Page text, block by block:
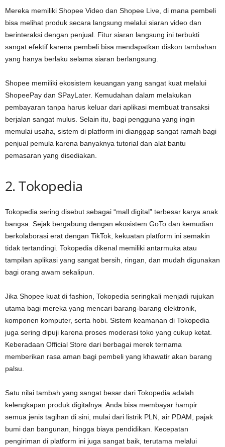
Mereka memiliki Shopee Video dan Shopee Live, di mana pembeli
bisa melihat produk secara langsung melalui siaran video dan
berinteraksi dengan penjual. Fitur siaran langsung ini terbukti
sangat efektif karena pembeli bisa mendapatkan diskon tambahan
yang hanya berlaku selama siaran berlangsung.
Shopee memiliki ekosistem keuangan yang sangat kuat melalui
ShopeePay dan SPayLater. Kemudahan dalam melakukan
pembayaran tanpa harus keluar dari aplikasi membuat transaksi
berjalan sangat mulus. Selain itu, bagi pengguna yang ingin
memulai usaha, sistem di platform ini dianggap sangat ramah bagi
penjual pemula karena banyaknya tutorial dan alat bantu
pemasaran yang disediakan.
2. Tokopedia
Tokopedia sering disebut sebagai “mall digital” terbesar karya anak
bangsa. Sejak bergabung dengan ekosistem GoTo dan kemudian
berkolaborasi erat dengan TikTok, kekuatan platform ini semakin
tidak tertandingi. Tokopedia dikenal memiliki antarmuka atau
tampilan aplikasi yang sangat bersih, ringan, dan mudah digunakan
bagi orang awam sekalipun.
Jika Shopee kuat di fashion, Tokopedia seringkali menjadi rujukan
utama bagi mereka yang mencari barang-barang elektronik,
komponen komputer, serta hobi. Sistem keamanan di Tokopedia
juga sering dipuji karena proses moderasi toko yang cukup ketat.
Keberadaan Official Store dari berbagai merek ternama
memberikan rasa aman bagi pembeli yang khawatir akan barang
palsu.
Satu nilai tambah yang sangat besar dari Tokopedia adalah
kelengkapan produk digitalnya. Anda bisa membayar hampir
semua jenis tagihan di sini, mulai dari listrik PLN, air PDAM, pajak
bumi dan bangunan, hingga biaya pendidikan. Kecepatan
pengiriman di platform ini juga sangat baik, terutama melalui